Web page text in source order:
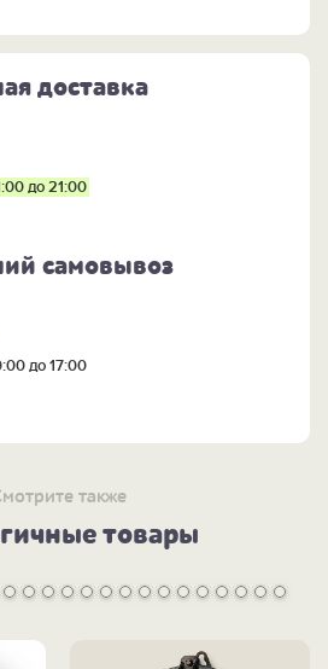
доставка
до 21:00
самовывоз
до 17:00
также
товары